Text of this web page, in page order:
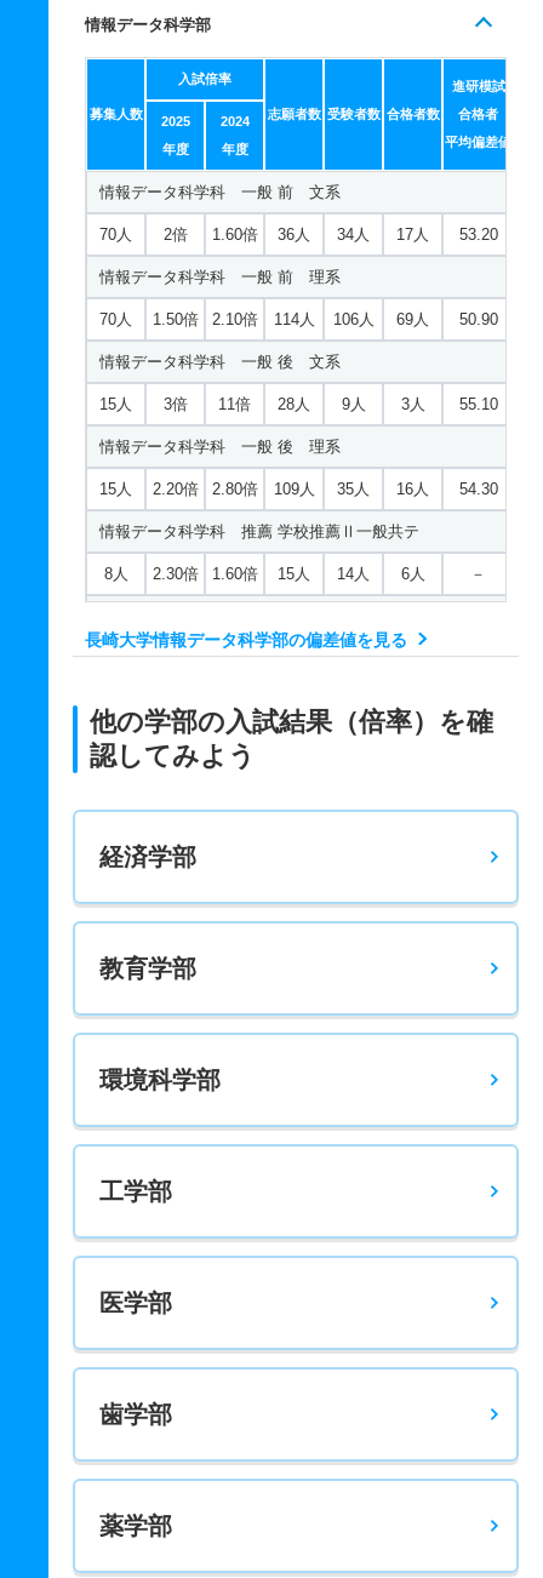
情報データ科学部
募集人数
入試倍率
志願者数 受験者数 合格者数
進研模試
合格者
平均偏差値
2025
年度
2024
年度
情報データ科学科 一般 前 文系
70人 2倍 1.60倍 36人 34人 17人 53.20
情報データ科学科 一般 前 理系
70人 1.50倍 2.10倍 114人 106人 69人 50.90
情報データ科学科 一般 後 文系
15人 3倍 11倍 28人 9人 3人 55.10
情報データ科学科 一般 後 理系
15人 2.20倍 2.80倍 109人 35人 16人 54.30
情報データ科学科 推薦 学校推薦Ⅱ一般共テ
8人 2.30倍 1.60倍 15人 14人 6人 －
7人 1.70倍 － 13人 12人 7人 －
7人 1.40倍 1.40倍
長崎大学情報データ科学部の偏差値を見る
他の学部の入試結果（倍率）を確
認してみよう
経済学部
教育学部
環境科学部
工学部
医学部
歯学部
薬学部